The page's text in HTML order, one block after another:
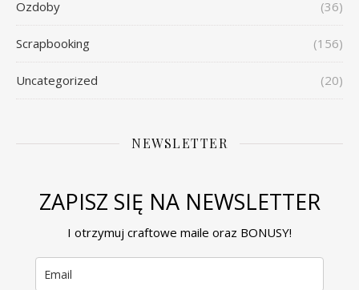
Ozdoby (36)
Scrapbooking (156)
Uncategorized (20)
NEWSLETTER
ZAPISZ SIĘ NA NEWSLETTER
I otrzymuj craftowe maile oraz BONUSY!